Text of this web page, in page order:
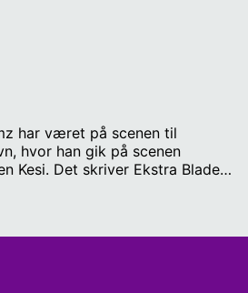
i støtten
har været på scenen til
hvor han gik på scenen
Kesi. Det skriver Ekstra Bladet.
dæk med kniven. Det skulle